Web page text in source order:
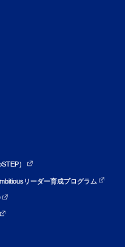
）
リーダー育成プログラム